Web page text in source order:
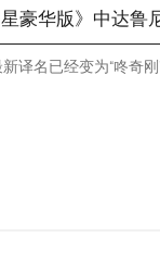
豪华版》中达鲁
新译名已经变为“咚奇刚